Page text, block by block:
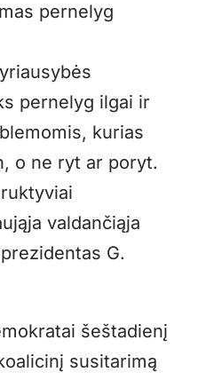
pernelyg
pernelyg ilgai ir
kurias
o ne ryt ar poryt.
valdančiąja
G.
šeštadienį
susitarimą